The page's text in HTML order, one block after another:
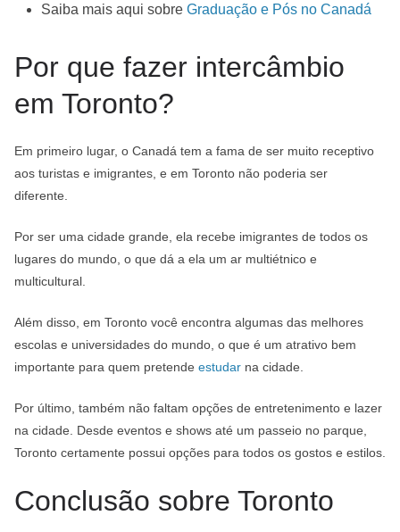
Saiba mais aqui sobre Graduação e Pós no Canadá
Por que fazer intercâmbio
em Toronto?
Em primeiro lugar, o Canadá tem a fama de ser muito receptivo
aos turistas e imigrantes, e em Toronto não poderia ser
diferente.
Por ser uma cidade grande, ela recebe imigrantes de todos os
lugares do mundo, o que dá a ela um ar multiétnico e
multicultural.
Além disso, em Toronto você encontra algumas das melhores
escolas e universidades do mundo, o que é um atrativo bem
importante para quem pretende estudar na cidade.
Por último, também não faltam opções de entretenimento e lazer
na cidade. Desde eventos e shows até um passeio no parque,
Toronto certamente possui opções para todos os gostos e estilos.
Conclusão sobre Toronto